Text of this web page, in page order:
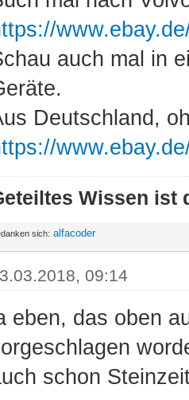
auch mal in
Deutschland,
Wissen ist
sich: alfacoder
09:14
eben, das oben
schon